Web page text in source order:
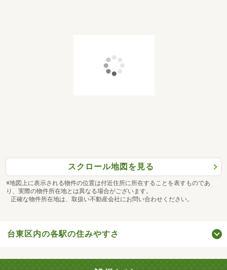
スクロール地図を見る
※地図上に表示される物件の位置は付近住所に所在することを表すものであ
り、実際の物件所在地とは異なる場合がございます。
正確な物件所在地は、取扱い不動産会社にお問い合わせください。
台東区内の各駅の住みやすさ